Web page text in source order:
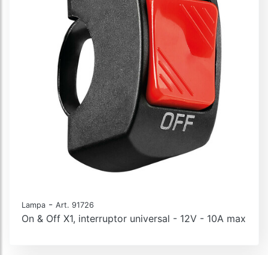
Lampa - Art. 91726
On & Off X1, interruptor universal - 12V - 10A max